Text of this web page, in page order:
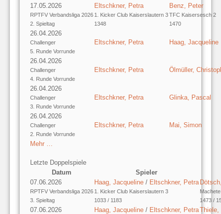
17.05.2026
RPTFV Verbandsliga 2026
2. Spieltag
Eltschkner, Petra
1. Kicker Club Kaiserslautern 3
1348
Benz, Peter
TFC Kaisersesch 2
1470
26.04.2026
Challenger
5. Runde Vorrunde
Eltschkner, Petra Haag, Jacqueline
26.04.2026
Challenger
4. Runde Vorrunde
Eltschkner, Petra Ölmüller,
26.04.2026
Challenger
3. Runde Vorrunde
Eltschkner, Petra Glinka, Pascal
26.04.2026
Challenger
2. Runde Vorrunde
Eltschkner, Petra Mai, Simon
Mehr …
Letzte Doppelspiele
Datum
Spieler
07.06.2026
RPTFV Verbandsliga 2026
3. Spieltag
Haag, Jacqueline / Eltschkner, Petra
1. Kicker Club Kaiserslautern 3
1033 / 1183
1473 /
07.06.2026 Haag, Jacqueline / Eltschkner, PetraThiele,